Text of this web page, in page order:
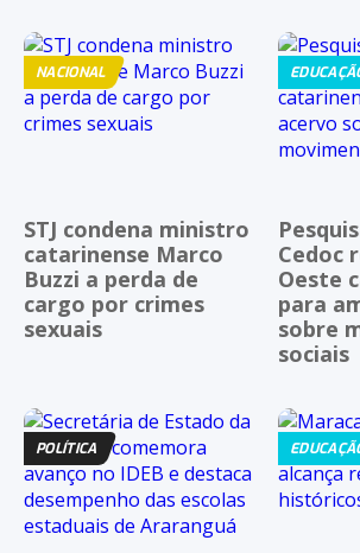
NACIONAL
STJ condena ministro
catarinense Marco
Buzzi a perda de
cargo por crimes
sexuais
Cedoc
Oeste
para
sobre
sociais
POLÍTICA